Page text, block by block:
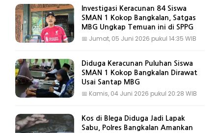
Investigasi Keracunan 84 Siswa
SMAN 1 Kokop Bangkalan, Satgas
MBG Ungkap Temuan ini di SPPG
📅 Jumat, 05 Juni 2026 pukul 14:35 WIB
Diduga Keracunan Puluhan Siswa
SMAN 1 Kokop Bangkalan Dirawat
Usai Santap MBG
📅 Kamis, 04 Juni 2026 pukul 20:28 WIB
Kos di Blega Diduga Jadi Lapak
Sabu, Polres Bangkalan Amankan